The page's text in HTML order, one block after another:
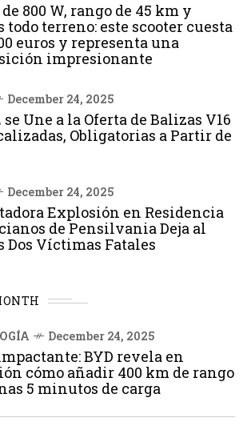
800 W, rango de 45 km y
todo terreno: este scooter cuesta
euros y representa una
impresionante
December 24, 2025
se Une a la Oferta de Balizas V16
Obligatorias a Partir de
December 24, 2025
Explosión en Residencia
de Pensilvania Deja al
Dos Víctimas Fatales
December 24, 2025
BYD revela en
cómo añadir 400 km de rango
5 minutos de carga